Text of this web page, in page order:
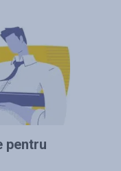
pentru